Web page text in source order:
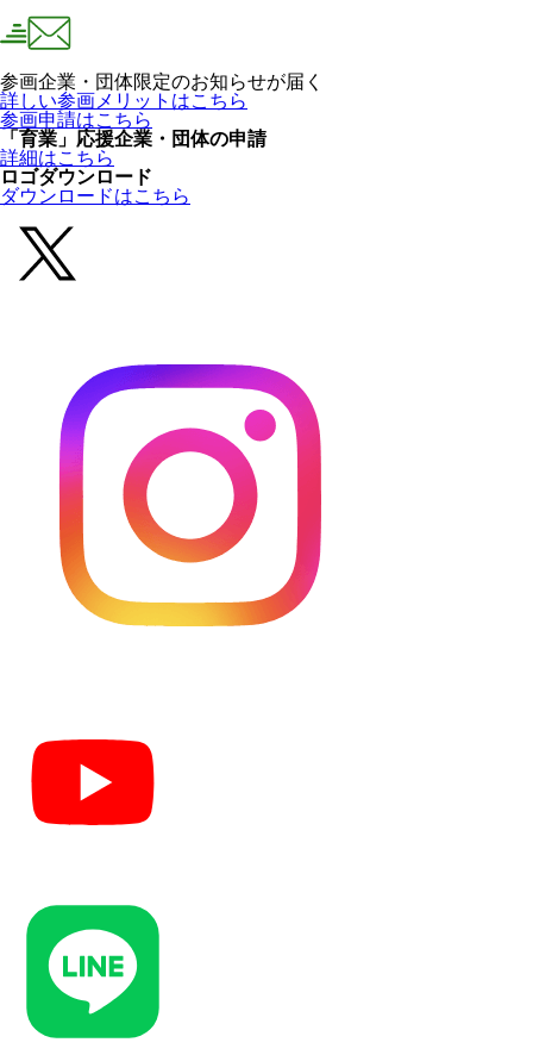
参画企業・団体限定のお知らせが届く
詳しい参画メリットはこちら
参画申請はこちら
「育業」応援企業・団体の申請
詳細はこちら
ロゴダウンロード
ダウンロードはこちら